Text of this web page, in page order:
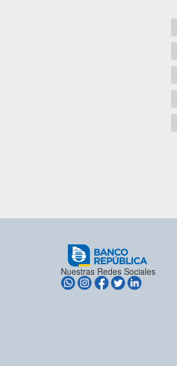
Nuestras Redes Sociales